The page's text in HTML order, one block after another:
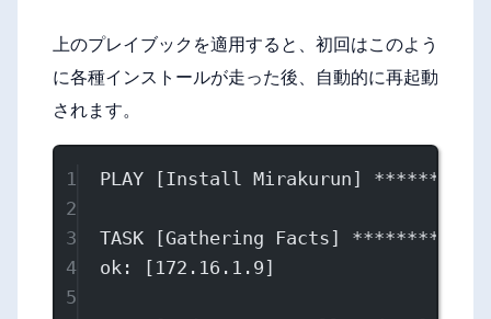
上のプレイブックを適用すると、初回はこのよう
に各種インストールが走った後、自動的に再起動
されます。
1
PLAY [Install Mirakurun]
2
3
TASK [Gathering Facts]
4
ok: [172.16.1.9]
5